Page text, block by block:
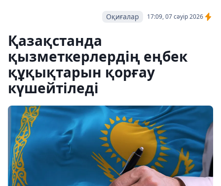
17:09, 07 сәуір 2026
Оқиғалар
Қазақстанда
қызметкерлердің еңбек
құқықтарын қорғау
күшейтіледі